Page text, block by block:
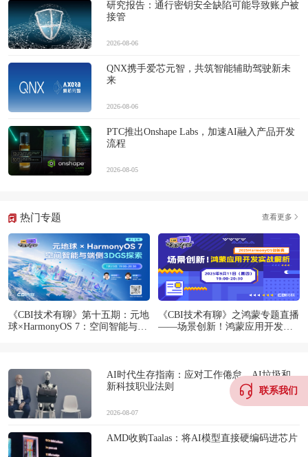
研究报告：通行密钥安全缺陷可能导致账户被
接管
2026-08-06
QNX携手爱芯元智，共筑智能辅助驾驶新未
来
2026-08-06
PTC推出Onshape Labs，加速AI融入产品开发
流程
2026-08-05
热门专题 查看更多
《CBI技术有聊》第十五期：元地
球×HarmonyOS 7：空间智能与端
《CBI技术有聊》之鸿蒙专题直播
——场景创新！鸿蒙应用开发实
AI时代生存指南：应对工作倦怠、AI垃圾和
新科技职业法则
2026-08-07
AMD收购Taalas：将AI模型直接硬编码进芯片
联系我们